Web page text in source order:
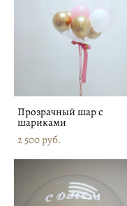
Прозрачный шар с
шариками
2 500 pуб.